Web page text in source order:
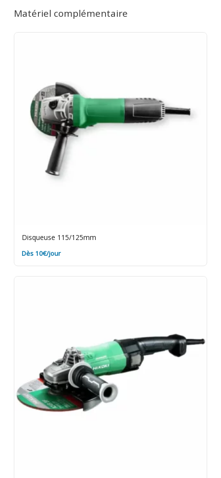
dès le 2e jour. 7 jours = 4 jours facturés. 1 mois = 12
du matériel en bon état. Les disques usés sont à
Matériel complémentaire
Disqueuse 115/125mm
Dès 10€/jour